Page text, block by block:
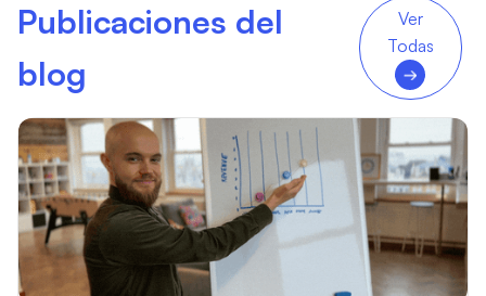
Publicaciones del
blog
Ver
Todas